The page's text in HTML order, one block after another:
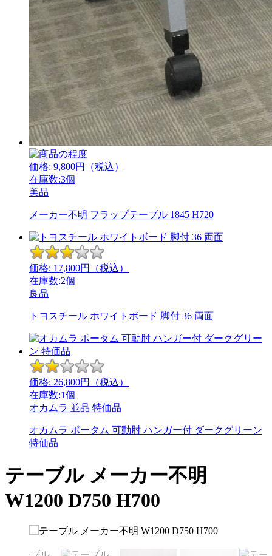
価格: 9,800円（税込）
在庫数:3個
美品
メーカー不明 フラップテーブル 1845 H720
価格: 17,800円（税込）
在庫数:2個
良品
トヨスチール ホワイトボード 脚付 36 両面
価格: 26,800円（税込）
在庫数:1個
オカムラ 並品 特価品
オカムラ ポータム 可動肘 ハンガー付 ダークグリーン
特価品
テーブル メーカー不明
W1200 D750 H700